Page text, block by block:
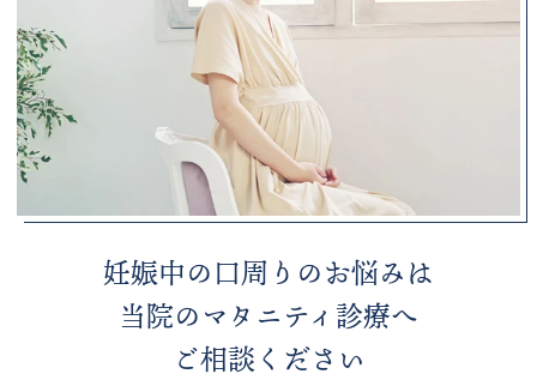
妊娠中の口周りのお悩みは
当院のマタニティ診療へ
ご相談ください